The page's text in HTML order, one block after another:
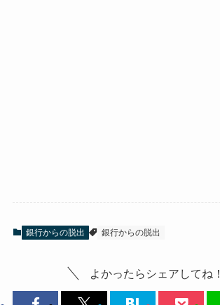
銀行からの脱出 銀行からの脱出
よかったらシェアしてね！